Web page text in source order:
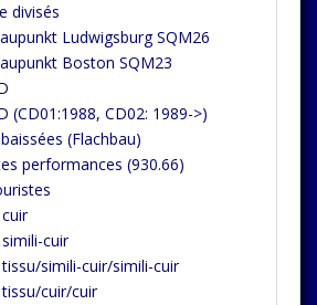
divisés
Ludwigsburg SQM26
Boston SQM23
(CD01:1988, CD02: 1989->)
(Flachbau)
performances (930.66)
cuir
simili-cuir/simili-cuir
cuir/cuir